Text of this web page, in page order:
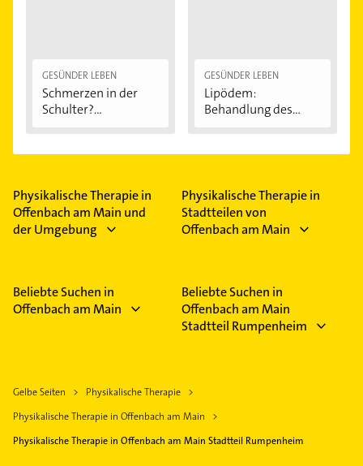
GESÜNDER LEBEN
Schmerzen in der
Schulter?
GESÜNDER LEBEN
Lipödem:
Behandlung des
Physikalische Therapie in
Offenbach am Main und
der Umgebung
Physikalische Therapie in
Stadtteilen von
Offenbach am Main
Beliebte Suchen in
Offenbach am Main
Beliebte Suchen in
Offenbach am Main
Stadtteil Rumpenheim
Gelbe Seiten
Physikalische Therapie
Physikalische Therapie in Offenbach am Main
Physikalische Therapie in Offenbach am Main Stadtteil Rumpenheim